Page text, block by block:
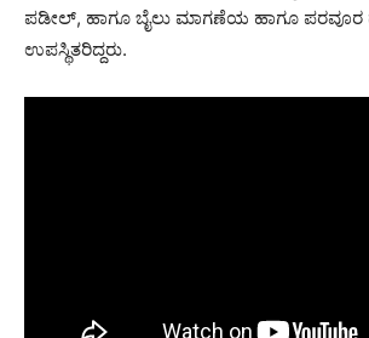
ಪಡೀಲ್, ಹಾಗೂ ಬೈಲು ಮಾಗಣೆಯ ಹಾಗೂ ಪರವೂರ
ಉಪಸ್ಥಿತರಿದ್ದರು.